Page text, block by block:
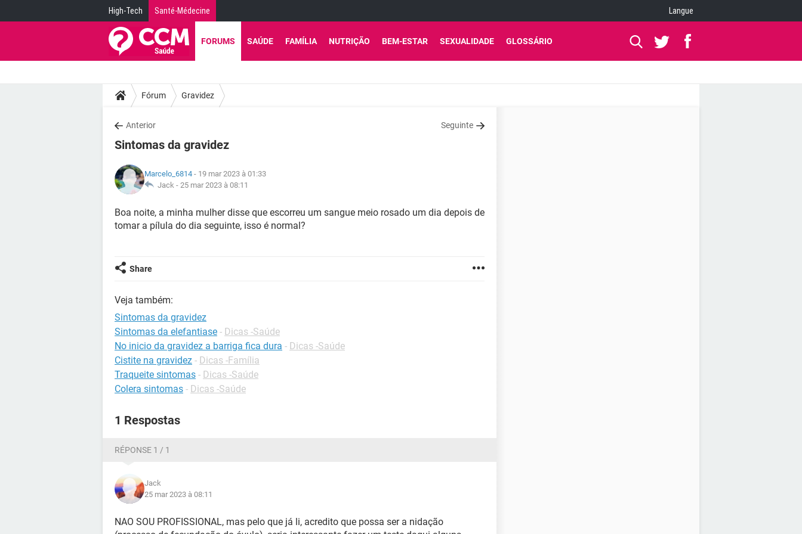
High-Tech Santé-Médecine Langue
FORUMS SAÚDE FAMÍLIA NUTRIÇÃO BEM-ESTAR SEXUALIDADE GLOSSÁRIO
Fórum Gravidez
Anterior Seguinte
Sintomas da gravidez
Marcelo_6814 - 19 mar 2023 à 01:33
Jack - 25 mar 2023 à 08:11
Boa noite, a minha mulher disse que escorreu um sangue meio rosado um dia depois de
tomar a pílula do dia seguinte, isso é normal?
Share
Veja também:
Sintomas da gravidez
Sintomas da elefantiase - Dicas -Saúde
No inicio da gravidez a barriga fica dura - Dicas -Saúde
Cistite na gravidez - Dicas -Família
Traqueite sintomas - Dicas -Saúde
Colera sintomas - Dicas -Saúde
1 Respostas
RÉPONSE 1 / 1
Jack
25 mar 2023 à 08:11
NAO SOU PROFISSIONAL, mas pelo que já li, acredito que possa ser a nidação